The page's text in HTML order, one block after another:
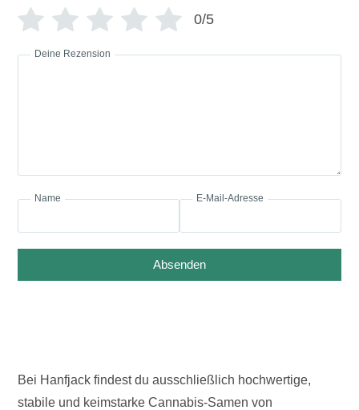
0/5
Deine Rezension
Name E-Mail-Adresse
Absenden
Bei Hanfjack findest du ausschließlich hochwertige,
stabile und keimstarke Cannabis-Samen von